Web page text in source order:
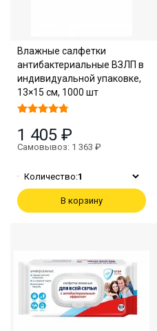
Влажные салфетки
антибактериальные ВЗЛП в
индивидуальной упаковке,
13×15 см, 1000 шт
1 405 ₽
Самовывоз: 1 363 ₽
Количество:1
В корзину